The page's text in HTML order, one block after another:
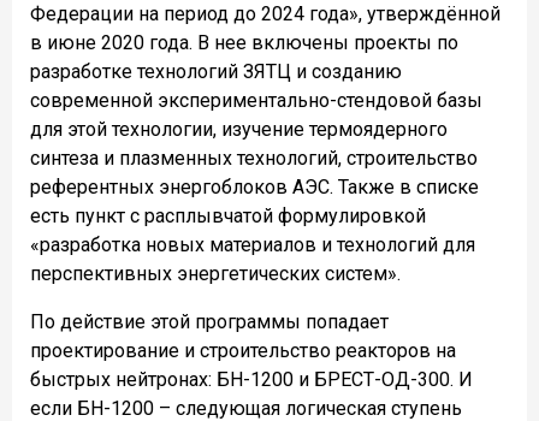
Федерации на период до 2024 года», утверждённой
в июне 2020 года. В нее включены проекты по
разработке технологий ЗЯТЦ и созданию
современной экспериментально-стендовой базы
для этой технологии, изучение термоядерного
синтеза и плазменных технологий, строительство
референтных энергоблоков АЭС. Также в списке
есть пункт с расплывчатой формулировкой
«разработка новых материалов и технологий для
перспективных энергетических систем».
По действие этой программы попадает
проектирование и строительство реакторов на
быстрых нейтронах: БН-1200 и БРЕСТ-ОД-300. И
если БН-1200 – следующая логическая ступень